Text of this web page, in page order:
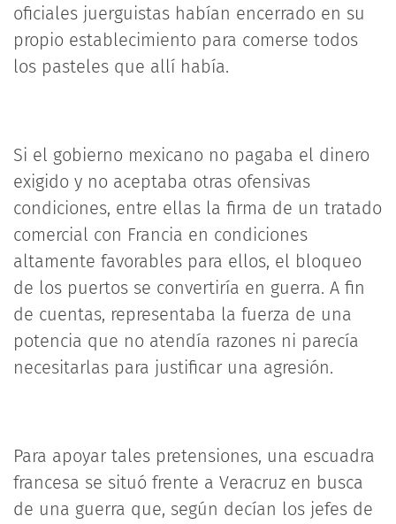
oficiales juerguistas habían encerrado en su
propio establecimiento para comerse todos
los pasteles que allí había.
Si el gobierno mexicano no pagaba el dinero
exigido y no aceptaba otras ofensivas
condiciones, entre ellas la firma de un tratado
comercial con Francia en condiciones
altamente favorables para ellos, el bloqueo
de los puertos se convertiría en guerra. A fin
de cuentas, representaba la fuerza de una
potencia que no atendía razones ni parecía
necesitarlas para justificar una agresión.
Para apoyar tales pretensiones, una escuadra
francesa se situó frente a Veracruz en busca
de una guerra que, según decían los jefes de